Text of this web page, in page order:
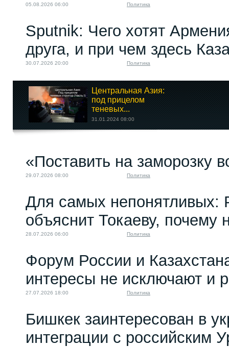
05.08.2026 06:00 Политика
Sputnik: Чего хотят
друга, и при чем здесь
30.07.2026 20:00 Политика
Центральная Азия:
под прицелом
теневых...
31.01.2024 08:00
добровольно
принимают...
10.05.2023 10:00
«Поставить на заморозку
29.07.2026 08:00 Политика
Для самых непонятливых:
объяснит Токаеву,
28.07.2026 06:00 Политика
Форум России и
интересы не исключают и
27.07.2026 18:00 Политика
Бишкек заинтересован в
интеграции с российским